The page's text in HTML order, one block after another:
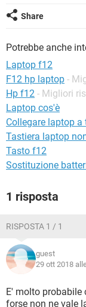
adattatore wifi
Share
Potrebbe anche
Laptop f12
F12 hp laptop -
Hp f12 - Migliori
Laptop cos'è
Collegare laptop a
Tastiera laptop
Tasto f12
Sostituzione
1 risposta
RISPOSTA 1 / 1
guest
29 ott 2018
E' molto probabile
forse non ne vale